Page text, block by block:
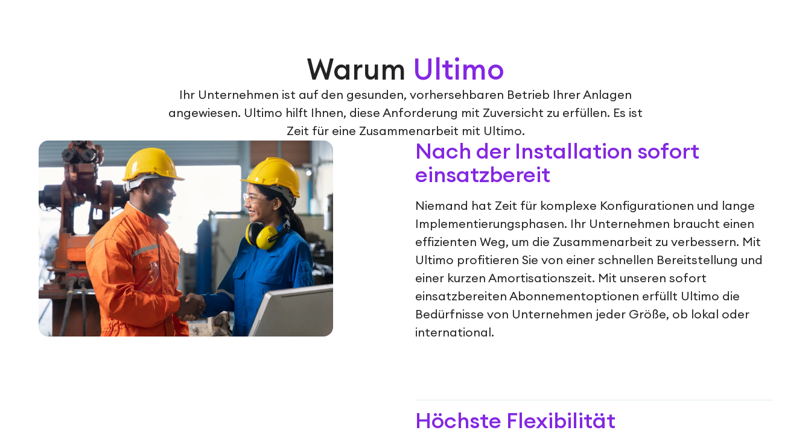
Warum Ultimo
Ihr Unternehmen ist auf den gesunden, vorhersehbaren Betrieb Ihrer Anlagen
angewiesen. Ultimo hilft Ihnen, diese Anforderung mit Zuversicht zu erfüllen. Es ist
Zeit für eine Zusammenarbeit mit Ultimo.
Nach der Installation sofort
einsatzbereit
Niemand hat Zeit für komplexe Konfigurationen und lange
Implementierungsphasen. Ihr Unternehmen braucht einen
effizienten Weg, um die Zusammenarbeit zu verbessern. Mit
Ultimo profitieren Sie von einer schnellen Bereitstellung und
einer kurzen Amortisationszeit. Mit unseren sofort
einsatzbereiten Abonnementoptionen erfüllt Ultimo die
Bedürfnisse von Unternehmen jeder Größe, ob lokal oder
international.
Höchste Flexibilität